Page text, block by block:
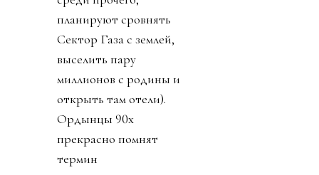
планируют сровнять
Сектор Газа с землей,
выселить пару
миллионов с родины и
открыть там отели).
Ордынцы 90х
прекрасно помнят
термин